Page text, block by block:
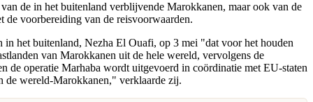
de in het buitenland verblijvende Marokkanen, maar ook van de
de voorbereiding van de reisvoorwaarden.
het buitenland, Nezha El Ouafi, op 3 mei "dat voor het houden
van Marokkanen uit de hele wereld, vervolgens de
de operatie Marhaba wordt uitgevoerd in coördinatie met EU-staten
de wereld-Marokkanen," verklaarde zij.